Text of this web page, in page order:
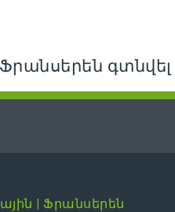
գտնվել
| Ֆրանսերեն